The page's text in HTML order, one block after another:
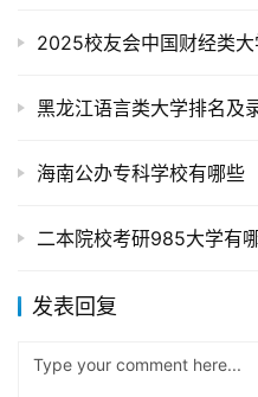
2025校友会中国财经类
黑龙江语言类大学排名及
海南公办专科学校有哪些
二本院校考研985大学有
发表回复